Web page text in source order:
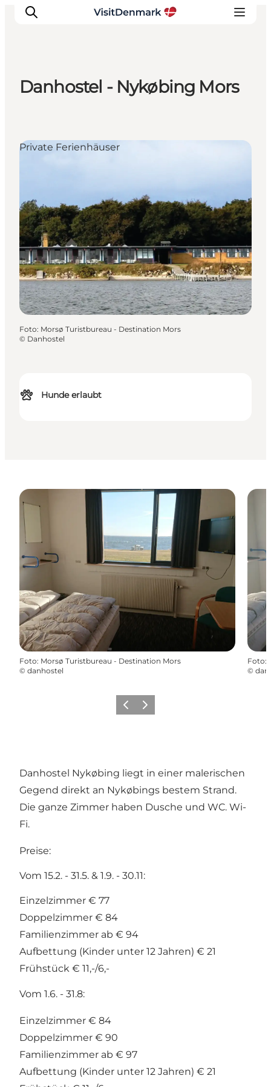
Erlebnisse
Unterkünfte
Danhostel - Nykøbing Mors
Hunde erlaubt
Private Ferienhäuser
Foto: Morsø Turistbureau - Destination Mors
© Danhostel
Foto: Morsø Turistbureau - Destination Mors
© danhostel
Foto:
©
ZurückWeiter
Danhostel Nykøbing liegt in einer malerischen
Gegend direkt an Nykøbings bestem Strand.
Die ganze Zimmer haben Dusche und WC. Wi-
Fi.
Preise:
Vom 15.2. - 31.5. & 1.9. - 30.11:
Einzelzimmer € 77
Doppelzimmer € 84
Familienzimmer ab € 94
Aufbettung (Kinder unter 12 Jahren) € 21
Frühstück € 11,-/6,-
Vom 1.6. - 31.8:
Einzelzimmer € 84
Doppelzimmer € 90
Familienzimmer ab € 97
Aufbettung (Kinder unter 12 Jahren) € 21